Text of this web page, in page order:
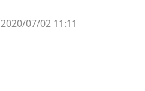
2020/07/02 11:11